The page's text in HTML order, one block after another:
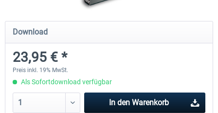
EmergencyDispatcherPro - 24h Free
0,00 € *
Download
23,95 € *
Preis inkl. 19% MwSt.
Als Sofortdownload verfügbar
In den Warenkorb